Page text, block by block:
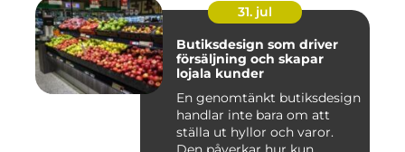
31. jul
Butiksdesign som driver
försäljning och skapar
lojala kunder
En genomtänkt butiksdesign
handlar inte bara om att
ställa ut hyllor och varor.